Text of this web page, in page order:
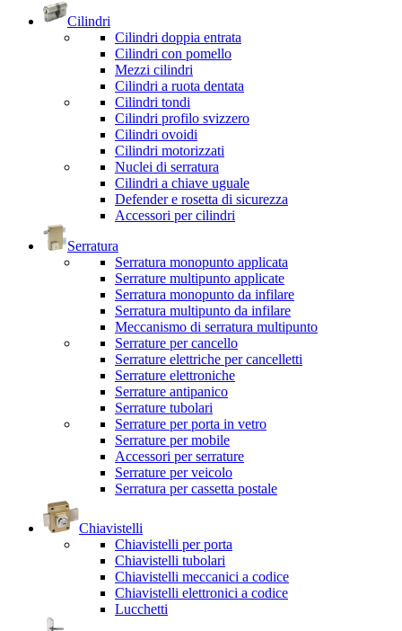
Cilindri
Cilindri doppia entrata
Cilindri con pomello
Mezzi cilindri
Cilindri a ruota dentata
Cilindri tondi
Cilindri profilo svizzero
Cilindri ovoidi
Cilindri motorizzati
Nuclei di serratura
Cilindri a chiave uguale
Defender e rosetta di sicurezza
Accessori per cilindri
Serratura
Serratura monopunto applicata
Serrature multipunto applicate
Serratura monopunto da infilare
Serratura multipunto da infilare
Meccanismo di serratura multipunto
Serrature per cancello
Serrature elettriche per cancelletti
Serrature elettroniche
Serrature antipanico
Serrature tubolari
Serrature per porta in vetro
Serrature per mobile
Accessori per serrature
Serrature per veicolo
Serratura per cassetta postale
Chiavistelli
Chiavistelli per porta
Chiavistelli tubolari
Chiavistelli meccanici a codice
Chiavistelli elettronici a codice
Lucchetti